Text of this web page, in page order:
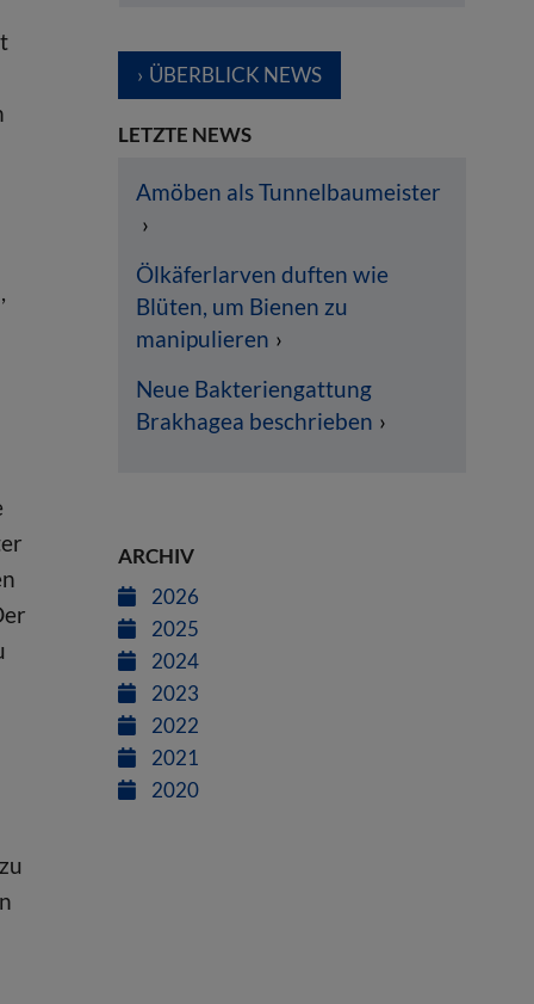
ÜBERBLICK NEWS
LETZTE NEWS
Amöben als Tunnelbaumeister
Ölkäferlarven duften wie
Blüten, um Bienen zu
manipulieren
Neue Bakteriengattung
Brakhagea beschrieben
ARCHIV
2026
2025
2024
2023
2022
2021
2020